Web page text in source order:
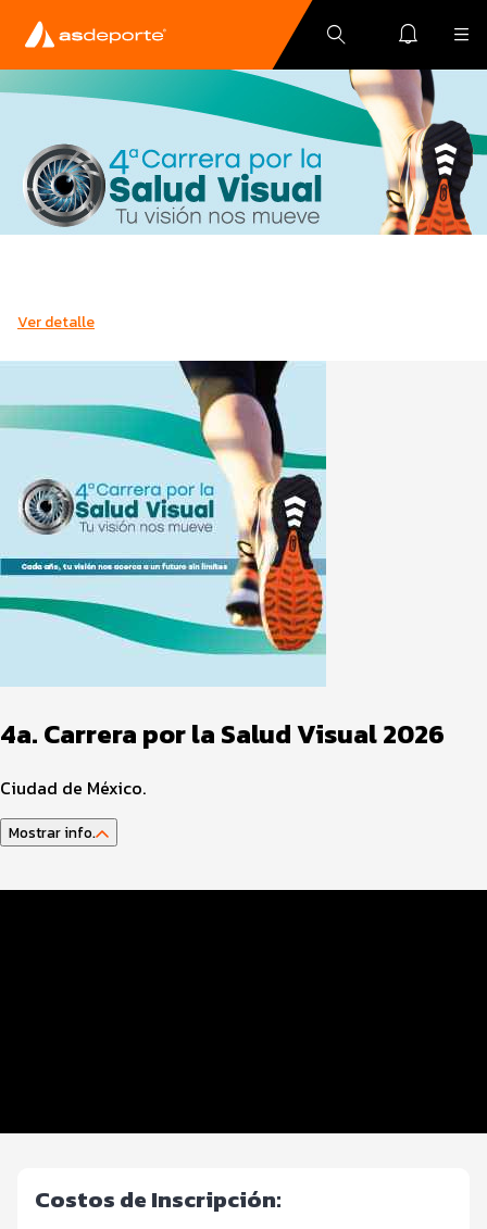
Ver detalle
4a. Carrera por la Salud Visual 2026
Ciudad de México.
Mostrar info.
Costos de Inscripción: